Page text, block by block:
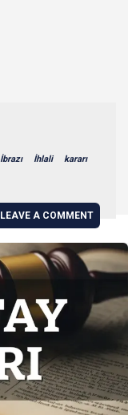
İbrazı İhlali kararı
LEAVE A COMMENT